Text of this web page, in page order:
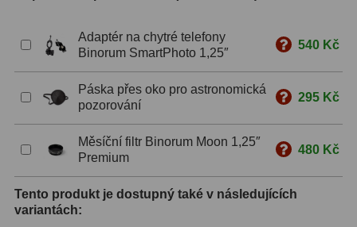
Speciální 1
Ostatní
Barlow65
Měsíční a Polarizační24
Adaptér na chytré telefony
Binorum SmartPhoto 1,25″
540 Kč
Páska přes oko pro astronomická
pozorování
295 Kč
Měsíční filtr Binorum Moon 1,25″
Premium
480 Kč
Tento produkt je dostupný také v následujících
variantách: